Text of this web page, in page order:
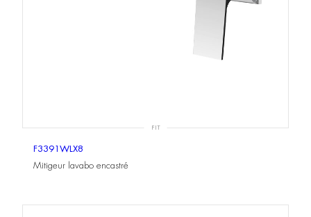
FIT
F3391WLX8
Mitigeur lavabo encastré